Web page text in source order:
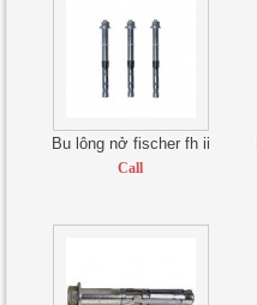
Bu lông nở fischer fh ii
Call